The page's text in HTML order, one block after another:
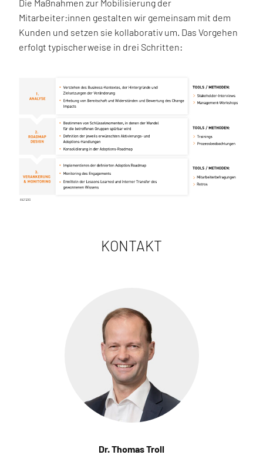
Die Maßnahmen zur Mobilisierung der
Mitarbeiter:innen gestalten wir gemeinsam mit dem
Kunden und setzen sie kollaborativ um. Das Vorgehen
erfolgt typischerweise in drei Schritten:
KONTAKT
Dr. Thomas Troll